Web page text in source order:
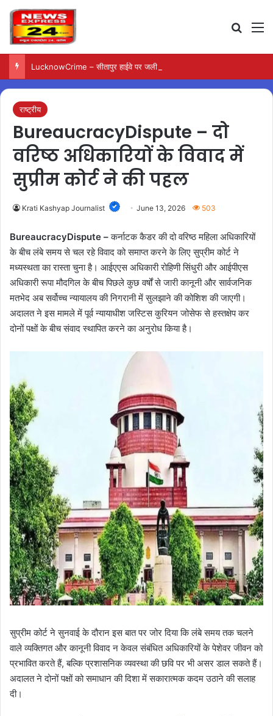
LucknowCrime – सीतापुर हाईवे पर जली कार से मिला युवक का शव
राष्ट्रीय
BureaucracyDispute – दो
वरिष्ठ अधिकारियों के विवाद में
सुप्रीम कोर्ट ने की पहल
Krati Kashyap Journalist June 13, 2026 503
BureaucracyDispute –कर्नाटक कैडर की दो वरिष्ठ महिला अधिकारियों
के बीच लंबे समय से चल रहे विवाद को समाप्त करने के लिए सुप्रीम कोर्ट ने
मध्यस्थता का रास्ता चुना है। आईएएस अधिकारी रोहिणी सिंधुरी और आईपीएस
अधिकारी रूपा मौदगिल के बीच पिछले कुछ वर्षों से जारी कानूनी और सार्वजनिक
मतभेद अब सर्वोच्च न्यायालय की निगरानी में सुलझाने की कोशिश की जाएगी।
अदालत ने इस मामले में पूर्व न्यायाधीश जस्टिस कुरियन जोसेफ से हस्तक्षेप कर
दोनों पक्षों के बीच संवाद स्थापित करने का अनुरोध किया है।
सुप्रीम कोर्ट ने सुनवाई के दौरान इस बात पर जोर दिया कि लंबे समय तक चलने
वाले व्यक्तिगत और कानूनी विवाद न केवल संबंधित अधिकारियों के पेशेवर जीवन को
प्रभावित करते हैं, बल्कि प्रशासनिक व्यवस्था की छवि पर भी असर डाल सकते हैं।
अदालत ने दोनों पक्षों को समाधान की दिशा में सकारात्मक कदम उठाने की सलाह
दी।